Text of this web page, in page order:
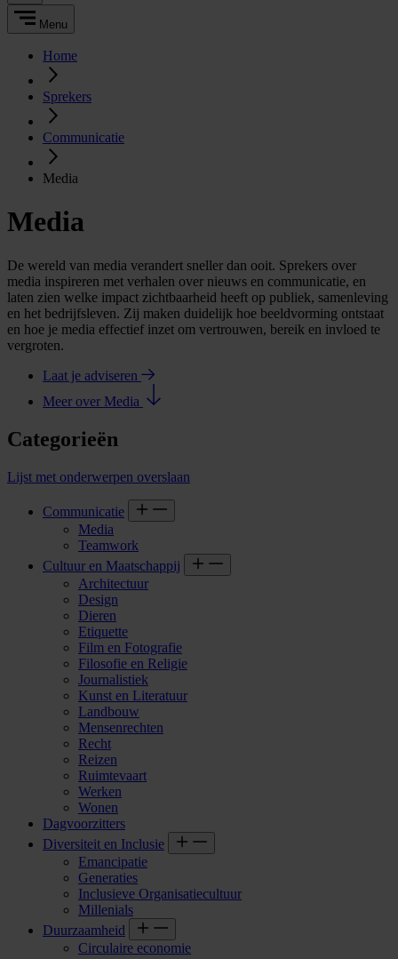
Menu
Home
Sprekers
Communicatie
Media
Media
De wereld van media verandert sneller dan ooit. Sprekers over
media inspireren met verhalen over nieuws en communicatie, en
laten zien welke impact zichtbaarheid heeft op publiek, samenleving
en het bedrijfsleven. Zij maken duidelijk hoe beeldvorming ontstaat
en hoe je media effectief inzet om vertrouwen, bereik en invloed te
vergroten.
Laat je adviseren
Meer over Media
Categorieën
Lijst met onderwerpen overslaan
Communicatie
Media
Teamwork
Cultuur en Maatschappij
Architectuur
Design
Dieren
Etiquette
Film en Fotografie
Filosofie en Religie
Journalistiek
Kunst en Literatuur
Landbouw
Mensenrechten
Recht
Reizen
Ruimtevaart
Werken
Wonen
Dagvoorzitters
Diversiteit en Inclusie
Emancipatie
Generaties
Inclusieve Organisatiecultuur
Millenials
Duurzaamheid
Circulaire economie